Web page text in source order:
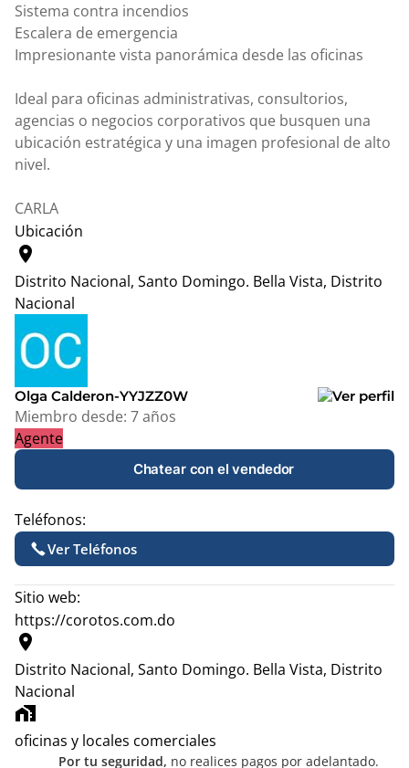
Sistema contra incendios
Escalera de emergencia
Impresionante vista panorámica desde las oficinas
Ideal para oficinas administrativas, consultorios,
agencias o negocios corporativos que busquen una
ubicación estratégica y una imagen profesional de alto
nivel.
CARLA
Ubicación
location_on
Distrito Nacional, Santo Domingo. Bella Vista, Distrito
Nacional
+
−
Olga Calderon-YYJZZ0W
Miembro desde: 7 años
Agente
Chatear con el vendedor
Teléfonos:
Ver Teléfonos
Sitio web:
https://corotos.com.do
location_on
Distrito Nacional, Santo Domingo. Bella Vista, Distrito
Nacional
home_work
oficinas y locales comerciales
Por tu seguridad, no realices pagos por adelantado.